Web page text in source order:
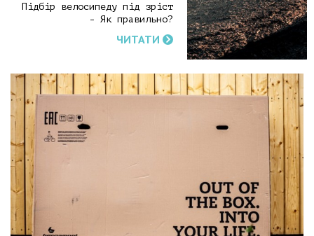
Підбір велосипеду під зріст
- Як правильно?
ЧИТАТИ